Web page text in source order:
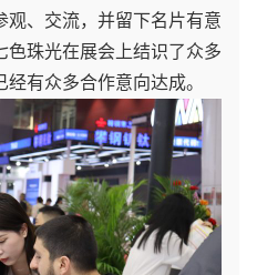
观、交流，并留下名片有意
色珠光在展会上结识了众多
有众多合作意向达成。